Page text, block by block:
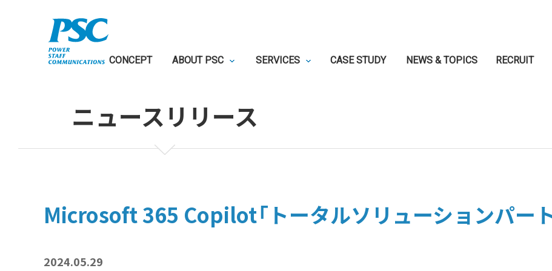
CONCEPT ABOUT PSC SERVICES CASE STUDY NEWS & TOPICS RECRUIT
ニュースリリース
Microsoft 365 Copilot「トータルソリューションパー
2024.05.29